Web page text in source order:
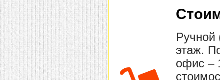
этаж.
офис –